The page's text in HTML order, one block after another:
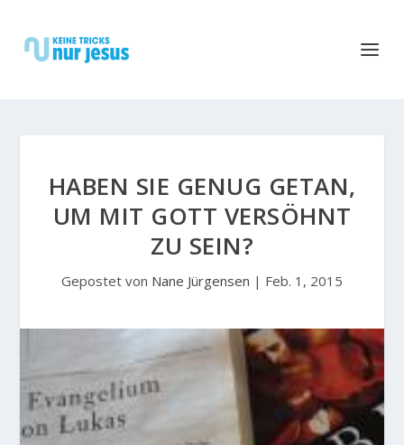
HABEN SIE GENUG GETAN,
UM MIT GOTT VERSÖHNT
ZU SEIN?
Gepostet von Nane Jürgensen | Feb. 1, 2015